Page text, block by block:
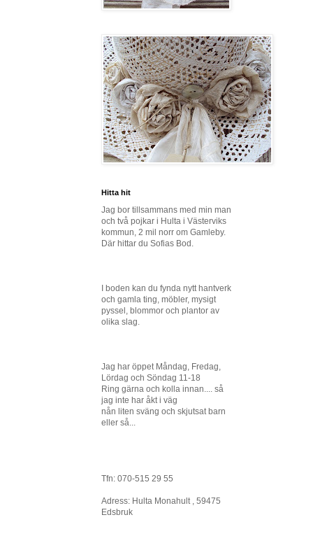
Hitta hit
Jag bor tillsammans med min man
och två pojkar i Hulta i Västerviks
kommun, 2 mil norr om Gamleby.
Där hittar du Sofias Bod.
I boden kan du fynda nytt hantverk
och gamla ting, möbler, mysigt
pyssel, blommor och plantor av
olika slag.
Jag har öppet Måndag, Fredag,
Lördag och Söndag 11-18
Ring gärna och kolla innan.... så
jag inte har åkt i väg
nån liten sväng och skjutsat barn
eller så...
Tfn: 070-515 29 55
Adress: Hulta Monahult , 59475
Edsbruk